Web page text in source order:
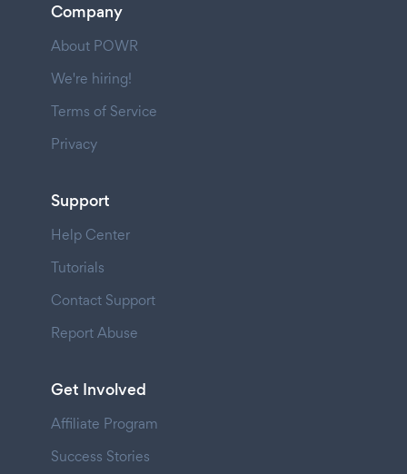
Company
About POWR
We're hiring!
Terms of Service
Privacy
Support
Help Center
Tutorials
Contact Support
Report Abuse
Get Involved
Affiliate Program
Success Stories